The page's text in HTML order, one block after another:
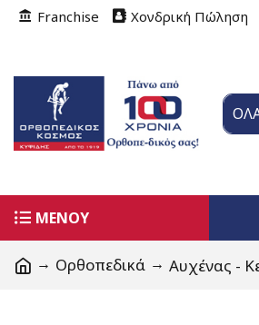
Franchise Χονδρική Πώληση
ΜΕΝΟΥ
Ορθοπεδικά Αυχένας -